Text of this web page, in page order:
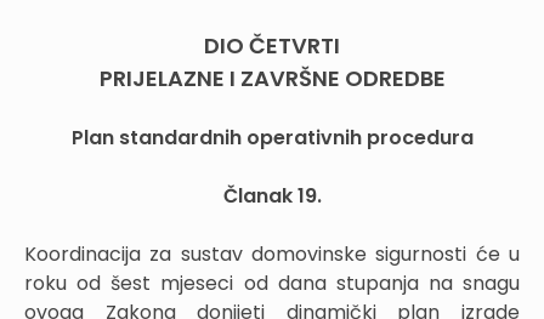
DIO ČETVRTI
PRIJELAZNE I ZAVRŠNE ODREDBE
Plan standardnih operativnih procedura
Članak 19.
Koordinacija za sustav domovinske sigurnosti će u
roku od šest mjeseci od dana stupanja na snagu
ovoga Zakona donijeti dinamički plan izrade